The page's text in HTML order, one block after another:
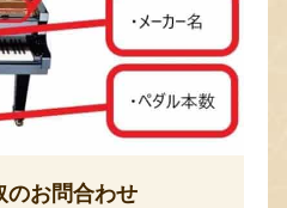
のお問合わせ